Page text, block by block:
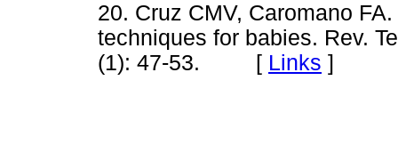
20. Cruz CMV, Caromano
techniques for babies. Rev.
(1): 47-53. [ Links ]